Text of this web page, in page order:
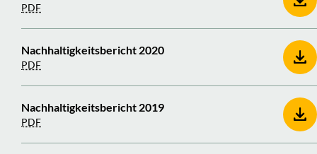
PDF
Nachhaltigkeitsbericht 2020
PDF
Nachhaltigkeitsbericht 2019
PDF